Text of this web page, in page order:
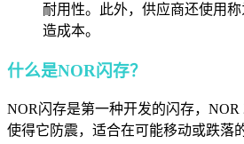
耐用性。此外，供应商还使用
造成本。
什么是NOR闪存？
NOR闪存是第一种开发的闪存，
使得它防震，适合在可能移动或跌落